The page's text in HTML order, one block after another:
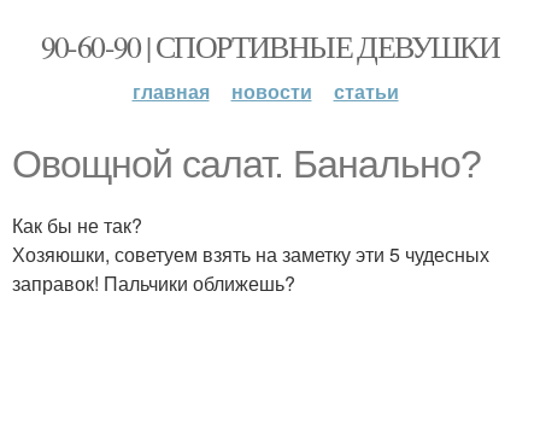
90-60-90 | СПОРТИВНЫЕ ДЕВУШКИ
главная новости статьи
Овощной салат. Банально?
Как бы не так?
Хозяюшки, советуем взять на заметку эти 5 чудесных
заправок! Пальчики оближешь?